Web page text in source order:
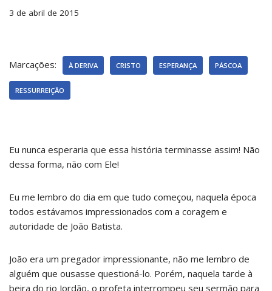
3 de abril de 2015
Marcações: À DERIVA CRISTO ESPERANÇA PÁSCOA
RESSURREIÇÃO
Eu nunca esperaria que essa história terminasse assim! Não
dessa forma, não com Ele!
Eu me lembro do dia em que tudo começou, naquela época
todos estávamos impressionados com a coragem e
autoridade de João Batista.
João era um pregador impressionante, não me lembro de
alguém que ousasse questioná-lo. Porém, naquela tarde à
beira do rio Jordão, o profeta interrompeu seu sermão para